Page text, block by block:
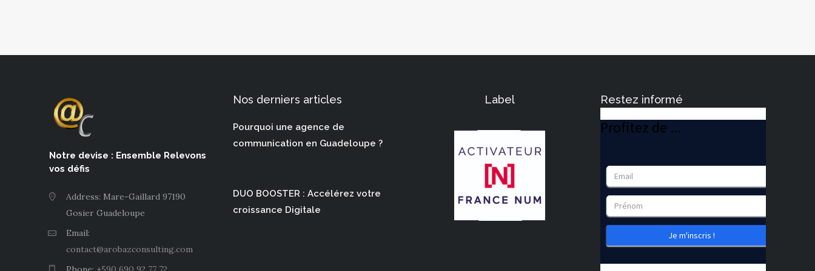
Notre devise : Ensemble Relevons
vos défis
Address: Mare-Gaillard 97190
Gosier Guadeloupe
Email:
contact@arobazconsulting.com
Nos derniers articles
Pourquoi une agence de
communication en Guadeloupe ?
DUO BOOSTER : Accélérez votre
croissance Digitale
Label Restez informé